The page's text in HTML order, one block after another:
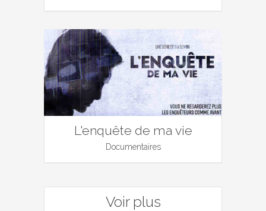
L'enquête de ma vie
Documentaires
Voir plus